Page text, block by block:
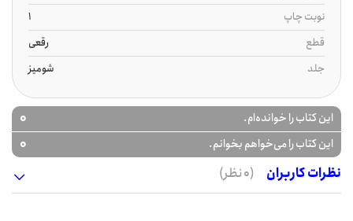
نوبت چاپ
1
قطع
رقعی
جلد
شومیز
این کتاب را خوانده‌ام. 0
این کتاب را می‌خواهم بخوانم.
0
نظرات کاربران
(0 نظر)